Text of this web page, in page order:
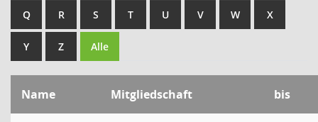
Q R S T U V W X
Y Z Alle
Name Mitgliedschaft bis